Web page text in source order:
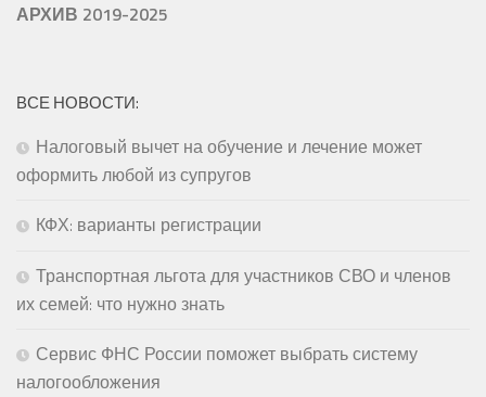
АРХИВ 2019-2025
ВСЕ НОВОСТИ:
Налоговый вычет на обучение и лечение может
оформить любой из супругов
КФХ: варианты регистрации
Транспортная льгота для участников СВО и членов
их семей: что нужно знать
Сервис ФНС России поможет выбрать систему
налогообложения